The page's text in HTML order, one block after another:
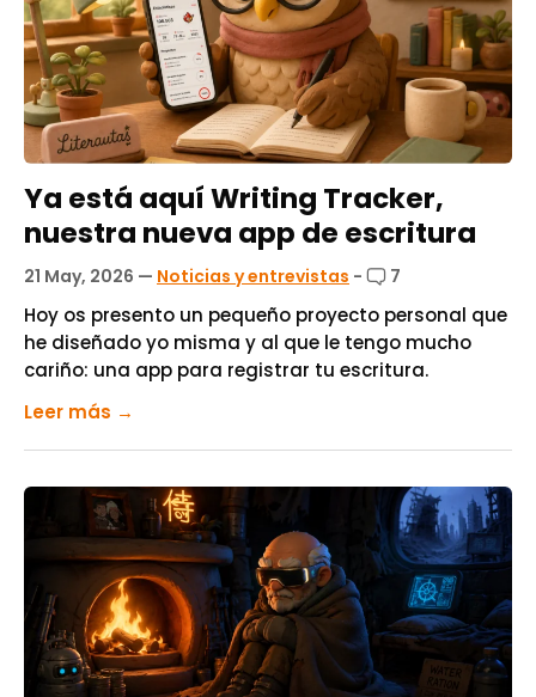
Ya está aquí Writing Tracker,
nuestra nueva app de escritura
21 May, 2026 — Noticias y entrevistas - 7
Hoy os presento un pequeño proyecto personal que
he diseñado yo misma y al que le tengo mucho
cariño: una app para registrar tu escritura.
Leer más →